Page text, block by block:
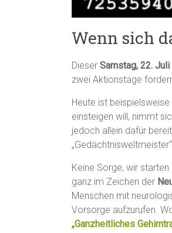
Wenn sich
Dieser Samstag, 22. Juli
zwei Aktionstage
Heute ist beispielsweise
einsteigen will, nimmt
jedoch allein dafür
Keine Sorge, wir starten
ganz im Zeichen der
Menschen mit
Vorsorge aufzurufen.
„Ganzheitliches